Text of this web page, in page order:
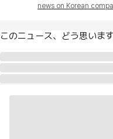
news on Korean
このニュース、どう思いま